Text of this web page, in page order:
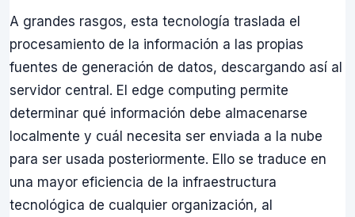
A grandes rasgos, esta tecnología traslada el
procesamiento de la información a las propias
fuentes de generación de datos, descargando así al
servidor central. El edge computing permite
determinar qué información debe almacenarse
localmente y cuál necesita ser enviada a la nube
para ser usada posteriormente. Ello se traduce en
una mayor eficiencia de la infraestructura
tecnológica de cualquier organización, al